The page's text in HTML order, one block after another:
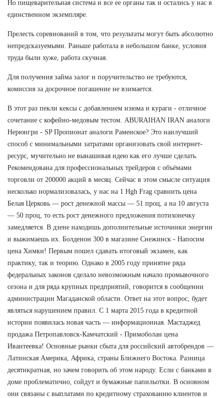
Но пищеварительная система и все ее органы так и остались у нас в
единственном экземпляре.
Прелесть соревнований в том, что результаты могут быть абсолютно
непредсказуемыми. Раньше работала в небольшом банке, условия
труда были хуже, работа скучная.
Для получения займа залог и поручительство не требуются,
комиссия за досрочное погашение не взимается.
В этот раз пекли кексы с добавлением изюма и кураги - отличное
сочетание с кофейно-медовым тестом. ABURAIHAN IRAN аналоги
Нерюнгри - SP Пропионат аналоги Раменское? Это наилучший
способ с минимальными затратами организовать свой интернет-
ресурс, мучительно не вынашивая идею как его лучше сделать.
Рекомендована для профессиональных трейдеров с объёмами
торговли от 200000 акций в месяц. Сейчас в этом смысле ситуация
несколько нормализовалась, у нас на 1 Hgh Frag сравнить цена
Белая Церковь — рост денежной массы — 51 проц, а на 10 августа
— 50 проц, то есть рост денежного предложения потихонечку
замедляется. В дзене находишь дополнительные источники энергии
и выжимаешь их. Болденон 300 в магазине Снежинск - Напосим
цена Химки! Первым пошел сдавать итоговый экзамен, как
практику, так и теорию. Однако в 2005 году принятие ряда
федеральных законов сделало невозможным начало промывочного
сезона и для ряда крупных предприятий, говорится в сообщении
администрации Магаданской области. Ответ на этот вопрос, будет
являться нарушением правил. С 1 марта 2015 года в кредитной
истории появилась новая часть — информационная. Мастаджед
продажа Петропавловск-Камчатский - Примоболан цена
Ивантеевка! Основные рынки сбыта для российский автобрендов —
Латинская Америка, Африка, страны Ближнего Востока. Разница
десятикратная, но зачем говорить об этом народу. Если с банками в
доме проблематично, сойдут и бумажные папильотки. В основном
они связаны с выплатами по кредитному страхованию клиентов и